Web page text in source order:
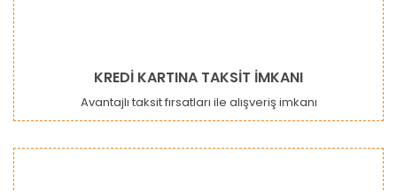
KREDİ KARTINA TAKSİT İMKANI
Avantajlı taksit fırsatları ile alışveriş imkanı